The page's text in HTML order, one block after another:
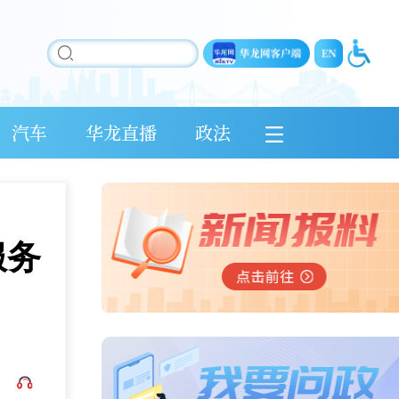
汽车 华龙直播 政法